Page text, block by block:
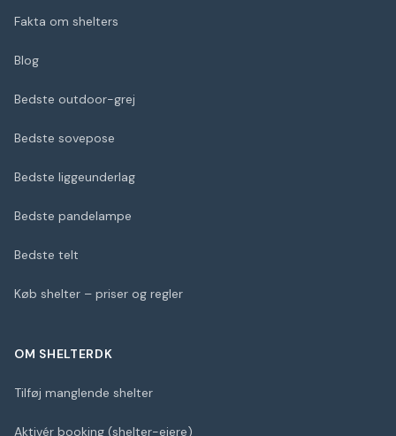
Fakta om shelters
Blog
Bedste outdoor-grej
Bedste sovepose
Bedste liggeunderlag
Bedste pandelampe
Bedste telt
Køb shelter – priser og regler
OM SHELTERDK
Tilføj manglende shelter
Aktivér booking (shelter-ejere)